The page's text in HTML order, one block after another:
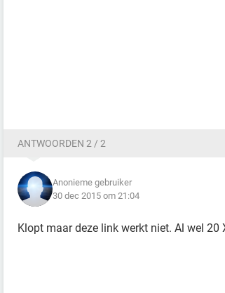
ANTWOORDEN 2 / 2
Anonieme gebruiker
30 dec 2015 om 21:04
Klopt maar deze link werkt niet. Al wel 20